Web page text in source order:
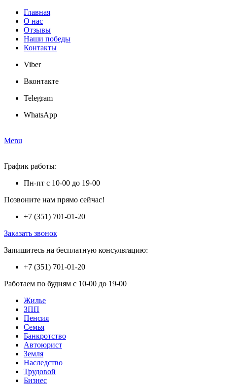
Главная
О нас
Отзывы
Наши победы
Контакты
Viber
Вконтакте
Telegram
WhatsApp
Menu
График работы:
Пн-пт с 10-00 до 19-00
Позвоните нам прямо сейчас!
+7 (351) 701-01-20
Заказать звонок
Запишитесь на бесплатную консультацию:
+7 (351) 701-01-20
Работаем по будням с 10-00 до 19-00
Жилье
ЗПП
Пенсия
Семья
Банкротство
Автоюрист
Земля
Наследство
Трудовой
Бизнес